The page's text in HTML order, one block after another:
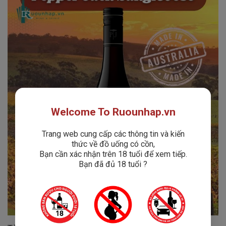
Welcome To Ruounhap.vn
Trang web cung cấp các thông tin và kiến
thức về đồ uống có cồn,
Bạn cần xác nhận trên 18 tuổi để xem tiếp.
Bạn đã đủ 18 tuổi ?